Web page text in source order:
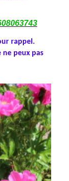
rappel.
ne peux pas